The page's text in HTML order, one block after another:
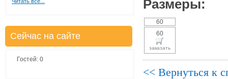
Размеры:
60
60
заказать
<< Вернуться к
Сейчас на сайте
Гостей: 0